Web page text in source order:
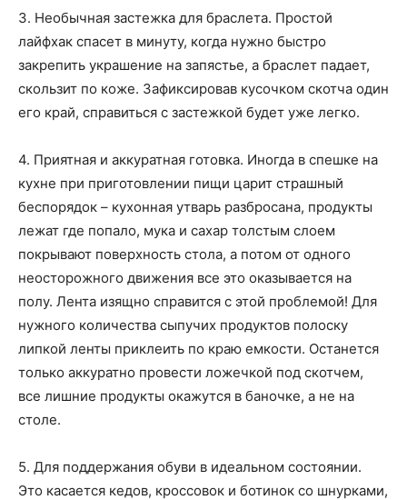
3. Необычная застежка для браслета. Простой
лайфхак спасет в минуту, когда нужно быстро
закрепить украшение на запястье, а браслет падает,
скользит по коже. Зафиксировав кусочком скотча один
его край, справиться с застежкой будет уже легко.
4. Приятная и аккуратная готовка. Иногда в спешке на
кухне при приготовлении пищи царит страшный
беспорядок – кухонная утварь разбросана, продукты
лежат где попало, мука и сахар толстым слоем
покрывают поверхность стола, а потом от одного
неосторожного движения все это оказывается на
полу. Лента изящно справится с этой проблемой! Для
нужного количества сыпучих продуктов полоску
липкой ленты приклеить по краю емкости. Останется
только аккуратно провести ложечкой под скотчем,
все лишние продукты окажутся в баночке, а не на
столе.
5. Для поддержания обуви в идеальном состоянии.
Это касается кедов, кроссовок и ботинок со шнурками,